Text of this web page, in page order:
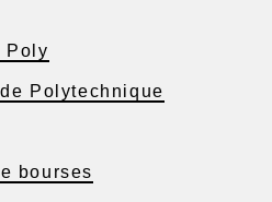
Poly
Polytechnique
bourses